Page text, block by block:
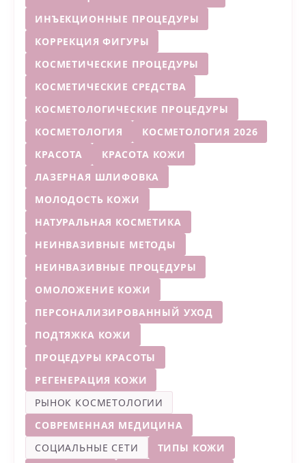
ИНЪЕКЦИОННЫЕ ПРОЦЕДУРЫ
КОРРЕКЦИЯ ФИГУРЫ
КОСМЕТИЧЕСКИЕ ПРОЦЕДУРЫ
КОСМЕТИЧЕСКИЕ СРЕДСТВА
КОСМЕТОЛОГИЧЕСКИЕ ПРОЦЕДУРЫ
КОСМЕТОЛОГИЯ
КОСМЕТОЛОГИЯ 2026
КРАСОТА
КРАСОТА КОЖИ
ЛАЗЕРНАЯ ШЛИФОВКА
МОЛОДОСТЬ КОЖИ
НАТУРАЛЬНАЯ КОСМЕТИКА
НЕИНВАЗИВНЫЕ МЕТОДЫ
НЕИНВАЗИВНЫЕ ПРОЦЕДУРЫ
ОМОЛОЖЕНИЕ КОЖИ
ПЕРСОНАЛИЗИРОВАННЫЙ УХОД
ПОДТЯЖКА КОЖИ
ПРОЦЕДУРЫ КРАСОТЫ
РЕГЕНЕРАЦИЯ КОЖИ
РЫНОК КОСМЕТОЛОГИИ
СОВРЕМЕННАЯ МЕДИЦИНА
СОЦИАЛЬНЫЕ СЕТИ
ТИПЫ КОЖИ